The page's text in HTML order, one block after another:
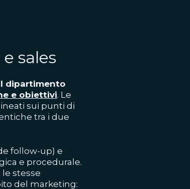
sales
dipartimento
e obiettivi. Le
sui punti di
tra i due
follow-up) e
e procedurale.
le stesse
del marketing: